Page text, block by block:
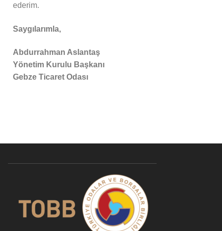
ederim.
Saygılarımla,
Abdurrahman Aslantaş
Yönetim Kurulu Başkanı
Gebze Ticaret Odası